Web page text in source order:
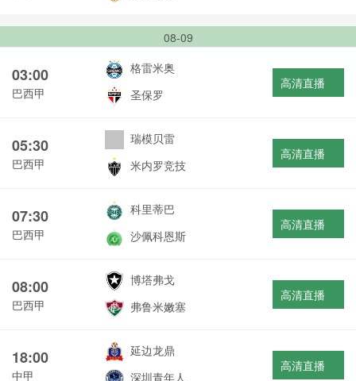
08-09
03:00
巴西甲
格雷米奥
圣保罗
高清直播
05:30
巴西甲
瑞模贝雷
米内罗竞技
高清直播
07:30
巴西甲
科里蒂巴
沙佩科恩斯
高清直播
08:00
巴西甲
博塔弗戈
弗鲁米嫩塞
高清直播
18:00
中甲
延边龙鼎
深圳青年人
高清直播